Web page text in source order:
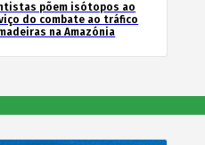
põem isótopos ao
do combate ao tráfico
na Amazónia